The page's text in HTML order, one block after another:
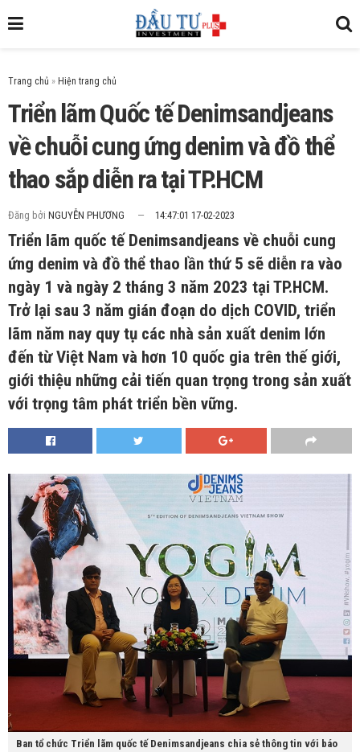
Trang chủ »
Triển lãm Quốc tế Denimsandjeans
về chuỗi cung ứng denim và đồ thể
thao sắp diễn ra tại TP.HCM
Đăng bởi NGUYỄN PHƯƠNG 14:47:01 17-02-2023
Triển lãm quốc tế Denimsandjeans về chuỗi cung
ứng denim và đồ thể thao lần thứ 5 sẽ diễn ra vào
ngày 1 và ngày 2 tháng 3 năm 2023 tại TP.HCM.
Trở lại sau 3 năm gián đoạn do dịch COVID, triển
lãm năm nay quy tụ các nhà sản xuất denim lớn
đến từ Việt Nam và hơn 10 quốc gia trên thế giới,
giới thiệu những cải tiến quan trọng trong sản xuất
với trọng tâm phát triển bền vững.
Ban tổ chức Triển lãm quốc tế Denimsandjeans chia sẻ thông tin với báo